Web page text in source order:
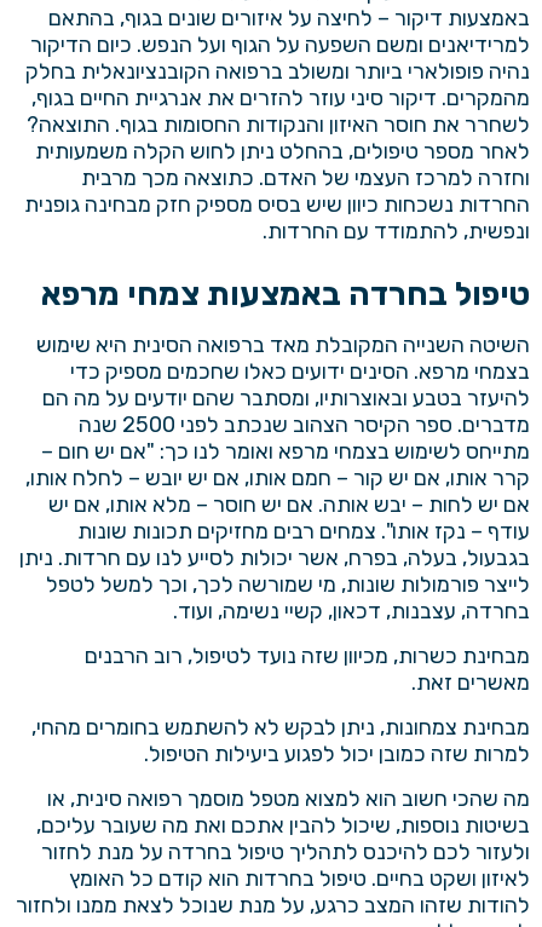
באמצעות דיקור – לחיצה על איזורים שונים בגוף, בהתאם
למרידיאנים ומשם השפעה על הגוף ועל הנפש. כיום הדיקור
נהיה פופולארי ביותר ומשולב ברפואה הקובנציונאלית בחלק
מהמקרים. דיקור סיני עוזר להזרים את אנרגיית החיים בגוף,
לשחרר את חוסר האיזון והנקודות החסומות בגוף. התוצאה?
לאחר מספר טיפולים, בהחלט ניתן לחוש הקלה משמעותית
וחזרה למרכז העצמי של האדם. כתוצאה מכך מרבית
החרדות נשכחות כיוון שיש בסיס מספיק חזק מבחינה גופנית
ונפשית, להתמודד עם החרדות.
טיפול בחרדה באמצעות צמחי מרפא
השיטה השנייה המקובלת מאד ברפואה הסינית היא שימוש
בצמחי מרפא. הסינים ידועים כאלו שחכמים מספיק כדי
להיעזר בטבע ובאוצרותיו, ומסתבר שהם יודעים על מה הם
מדברים. ספר הקיסר הצהוב שנכתב לפני 2500 שנה
מתייחס לשימוש בצמחי מרפא ואומר לנו כך: "אם יש חום –
קרר אותו, אם יש קור – חמם אותו, אם יש יובש – לחלח אותו,
אם יש לחות – יבש אותה. אם יש חוסר – מלא אותו, אם יש
עודף – נקז אותו". צמחים רבים מחזיקים תכונות שונות
בגבעול, בעלה, בפרח, אשר יכולות לסייע לנו עם חרדות. ניתן
לייצר פורמולות שונות, מי שמורשה לכך, וכך למשל לטפל
בחרדה, עצבנות, דכאון, קשיי נשימה, ועוד.
מבחינת כשרות, מכיוון שזה נועד לטיפול, רוב הרבנים
מאשרים זאת.
מבחינת צמחונות, ניתן לבקש לא להשתמש בחומרים מהחי,
למרות שזה כמובן יכול לפגוע ביעילות הטיפול.
מה שהכי חשוב הוא למצוא מטפל מוסמך רפואה סינית, או
בשיטות נוספות, שיכול להבין אתכם ואת מה שעובר עליכם,
ולעזור לכם להיכנס לתהליך טיפול בחרדה על מנת לחזור
לאיזון ושקט בחיים. טיפול בחרדות הוא קודם כל האומץ
להודות שזהו המצב כרגע, על מנת שנוכל לצאת ממנו ולחזור